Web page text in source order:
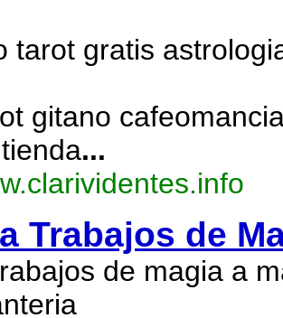
tarot gratis
gitano
...
Trabajos de
de magia a